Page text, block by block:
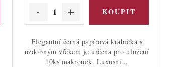
Elegantní černá papírová krabička s
ozdobným víčkem je určena pro uložení
10ks makronek. Luxusní...